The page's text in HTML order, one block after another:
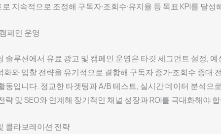
지속적으로 조정해 구독자·조회수·유지율 등 목표 KPI를 달성
페인 운영
솔루션에서 유료 광고 및 캠페인 운영은 타깃 세그먼트 설정, 예
와 입찰 전략을 유기적으로 결합해 구독자 증가·조회수 증대·
동입니다. 정교한 타겟팅과 A/B 테스트, 실시간 데이터 분석으
략 및 SEO와 연계해 장기적인 채널 성장과 ROI를 극대화해야
콜라보레이션 전략